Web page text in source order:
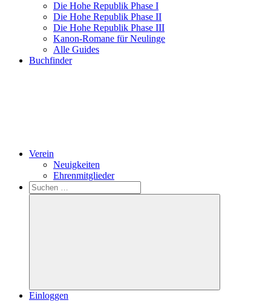
Die Hohe Republik Phase I
Die Hohe Republik Phase II
Die Hohe Republik Phase III
Kanon-Romane für Neulinge
Alle Guides
Buchfinder
Verein
Neuigkeiten
Ehrenmitglieder
Search
Suchen
nach:
Suchen
Einloggen